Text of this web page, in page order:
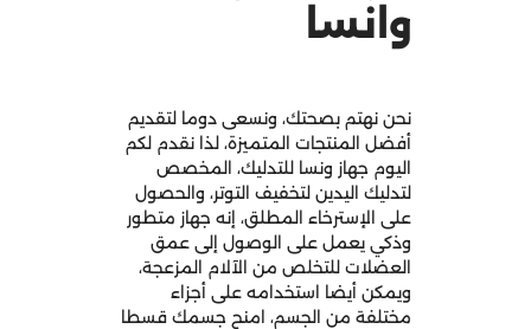
وانسا
نحن نهتم بصحتك، ونسعى دوما لتقديم
أفضل المنتجات المتميزة، لذا نقدم لكم
اليوم جهاز ونسا للتدليك، المخصص
لتدليك اليدين لتخفيف التوتر، والحصول
على الإسترخاء المطلق، إنه جهاز متطور
وذكي يعمل على الوصول إلى عمق
العضلات للتخلص من الآلام المزعجة،
ويمكن أيضا استخدامه على أجزاء
مختلفة من الجسم، امنح جسمك قسطا